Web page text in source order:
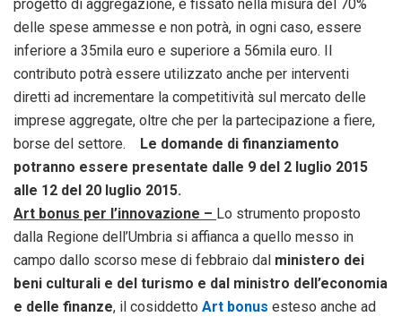
progetto di aggregazione, è fissato nella misura del 70%
delle spese ammesse e non potrà, in ogni caso, essere
inferiore a 35mila euro e superiore a 56mila euro. Il
contributo potrà essere utilizzato anche per interventi
diretti ad incrementare la competitività sul mercato delle
imprese aggregate, oltre che per la partecipazione a fiere,
borse del settore.
Le domande di finanziamento
potranno essere presentate dalle 9 del 2 luglio 2015
alle 12 del 20 luglio 2015.
Art bonus per l’innovazione – Lo strumento proposto
dalla Regione dell’Umbria si affianca a quello messo in
campo dallo scorso mese di febbraio dal ministero dei
beni culturali e del turismo e dal ministro dell’economia
e delle finanze, il cosiddetto Art bonus esteso anche ad